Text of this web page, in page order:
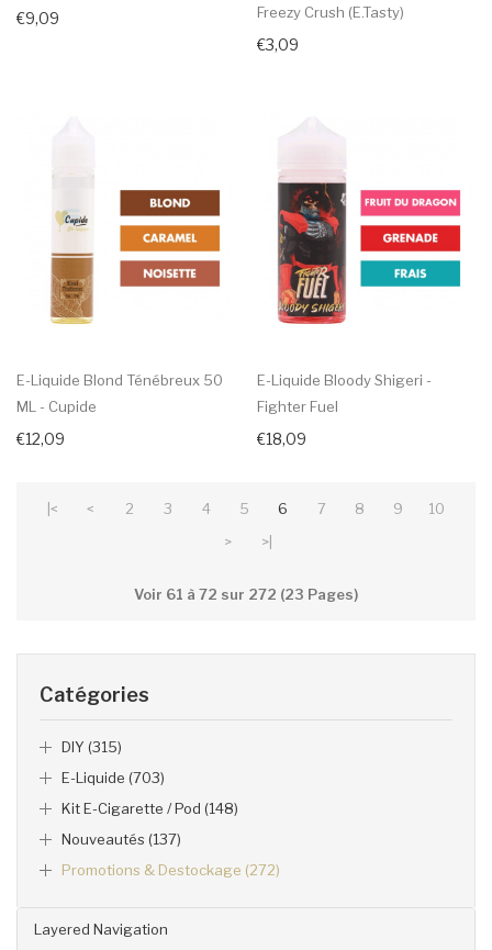
Layered Navigation
Catégories
DIY (315)
E-Liquide (703)
Kit E-Cigarette / Pod (148)
Nouveautés (137)
Promotions & Destockage (272)
€9,09 Freezy Crush (E.Tasty)
€3,09
E-Liquide Blond Ténébreux 50
ML - Cupide
€12,09
E-Liquide Bloody Shigeri -
Fighter Fuel
€18,09
|< < 2 3 4 5 6 7 8 9
10
>
>|
Voir 61 à 72 sur 272 (23 Pages)